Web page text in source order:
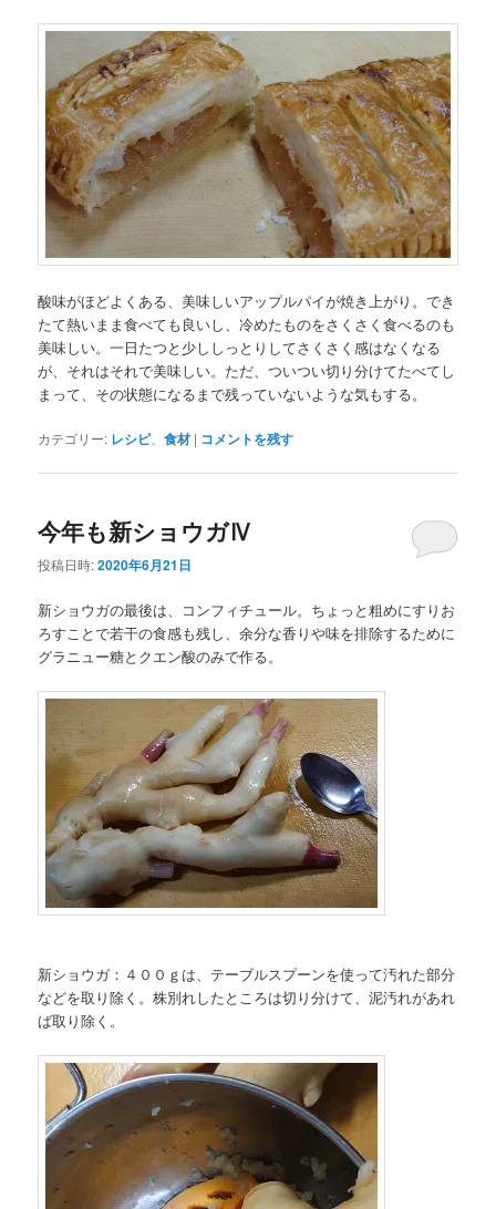
酸味がほどよくある、美味しいアップルパイが焼き上がり。でき
たて熱いまま食べても良いし、冷めたものをさくさく食べるのも
美味しい。一日たつと少ししっとりしてさくさく感はなくなる
が、それはそれで美味しい。ただ、ついつい切り分けてたべてし
まって、その状態になるまで残っていないような気もする。
カテゴリー: レシピ、食材 | コメントを残す
今年も新ショウガⅣ
投稿日時:2020年6月21日
新ショウガの最後は、コンフィチュール。ちょっと粗めにすりお
ろすことで若干の食感も残し、余分な香りや味を排除するために
グラニュー糖とクエン酸のみで作る。
新ショウガ：４００ｇは、テーブルスプーンを使って汚れた部分
などを取り除く。株別れしたところは切り分けて、泥汚れがあれ
ば取り除く。